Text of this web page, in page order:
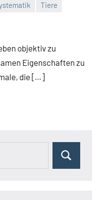
Tiere
objektiv zu
Eigenschaften zu
die […]
Suchen